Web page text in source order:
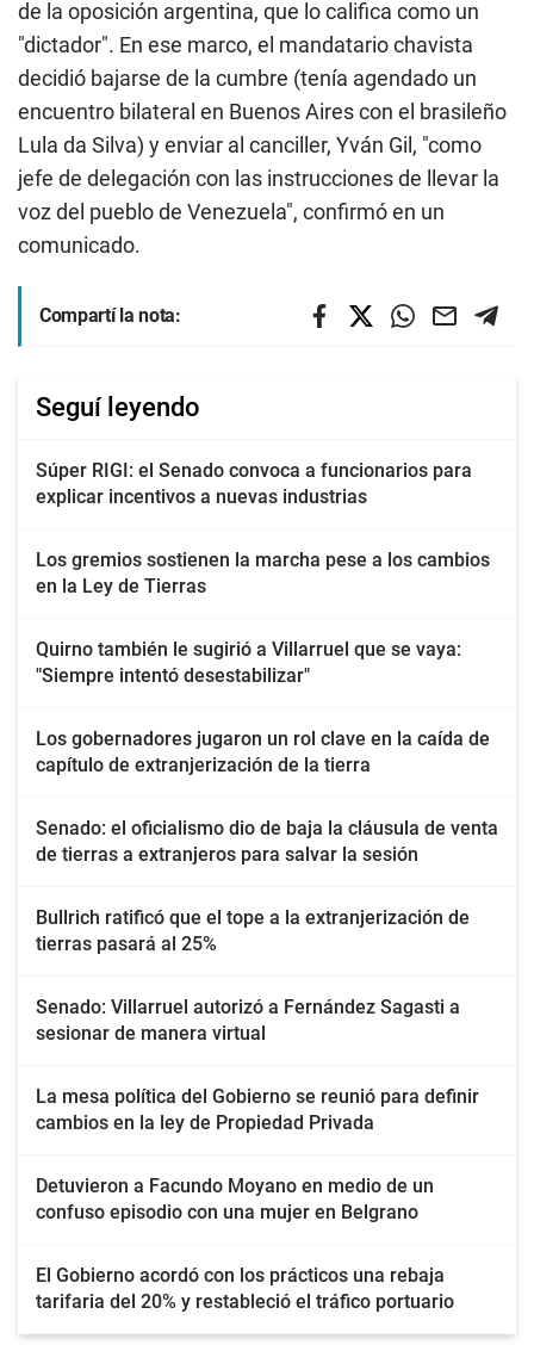
de la oposición argentina, que lo califica como un
"dictador". En ese marco, el mandatario chavista
decidió bajarse de la cumbre (tenía agendado un
encuentro bilateral en Buenos Aires con el brasileño
Lula da Silva) y enviar al canciller, Yván Gil, "como
jefe de delegación con las instrucciones de llevar la
voz del pueblo de Venezuela", confirmó en un
comunicado.
Compartí la nota:
Seguí leyendo
Súper RIGI: el Senado convoca a funcionarios para
explicar incentivos a nuevas industrias
Los gremios sostienen la marcha pese a los cambios
en la Ley de Tierras
Quirno también le sugirió a Villarruel que se vaya:
"Siempre intentó desestabilizar"
Los gobernadores jugaron un rol clave en la caída de
capítulo de extranjerización de la tierra
Senado: el oficialismo dio de baja la cláusula de venta
de tierras a extranjeros para salvar la sesión
Bullrich ratificó que el tope a la extranjerización de
tierras pasará al 25%
Senado: Villarruel autorizó a Fernández Sagasti a
sesionar de manera virtual
La mesa política del Gobierno se reunió para definir
cambios en la ley de Propiedad Privada
Detuvieron a Facundo Moyano en medio de un
confuso episodio con una mujer en Belgrano
El Gobierno acordó con los prácticos una rebaja
tarifaria del 20% y restableció el tráfico portuario